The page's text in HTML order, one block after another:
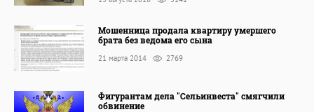
Мошенница продала квартиру умершего
брата без ведома его сына
21 марта 2014 2769
Фигурантам дела "Сельинвеста" смягчили
обвинение